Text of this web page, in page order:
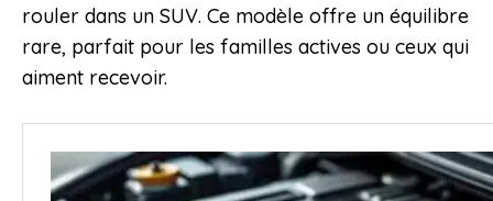
rouler dans un SUV. Ce modèle offre un équilibre
rare, parfait pour les familles actives ou ceux qui
aiment recevoir.